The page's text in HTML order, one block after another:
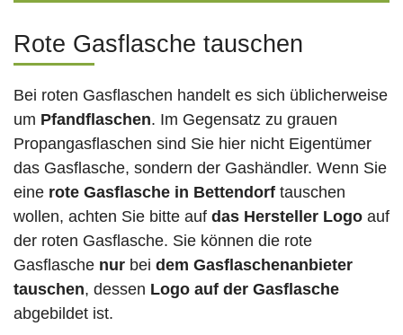
Rote Gasflasche tauschen
Bei roten Gasflaschen handelt es sich üblicherweise
um Pfandflaschen. Im Gegensatz zu grauen
Propangasflaschen sind Sie hier nicht Eigentümer
das Gasflasche, sondern der Gashändler. Wenn Sie
eine rote Gasflasche in Bettendorf tauschen
wollen, achten Sie bitte auf das Hersteller Logo auf
der roten Gasflasche. Sie können die rote
Gasflasche nur bei dem Gasflaschenanbieter
tauschen, dessen Logo auf der Gasflasche
abgebildet ist.